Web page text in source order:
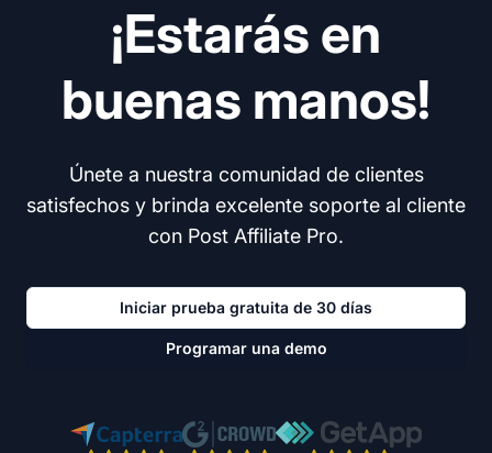
¡Estarás en
buenas manos!
Únete a nuestra comunidad de clientes
satisfechos y brinda excelente soporte al cliente
con Post Affiliate Pro.
Iniciar prueba gratuita de 30 días
Programar una demo